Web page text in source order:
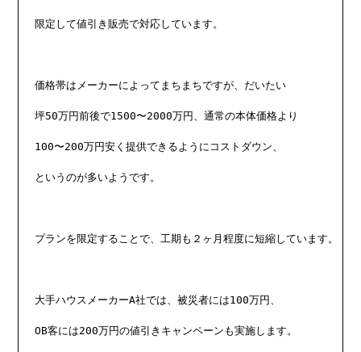
限定して値引き販売で対応しています。
価格帯はメーカーによってまちまちですが、だいたい
坪50万円前後で1500〜2000万円、通常の本体価格より
100〜200万円安く提供できるようにコストダウン、
というのが多いようです。
プランを限定することで、工期も２ヶ月程度に短縮しています。
大手ハウスメーカーA社では、被災者には100万円、
OB客には200万円の値引きキャンペーンも実施します。